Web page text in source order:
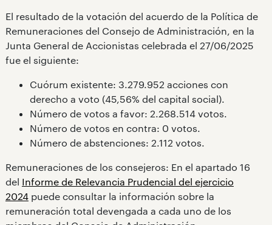
El resultado de la votación del acuerdo de la Política de
Remuneraciones del Consejo de Administración, en la
Junta General de Accionistas celebrada el 27/06/2025
fue el siguiente:
Cuórum existente: 3.279.952 acciones con
derecho a voto (45,56% del capital social).
Número de votos a favor: 2.268.514 votos.
Número de votos en contra: 0 votos.
Número de abstenciones: 2.112 votos.
Remuneraciones de los consejeros: En el apartado 16
del Informe de Relevancia Prudencial del ejercicio
2024puede consultar la información sobre la
remuneración total devengada a cada uno de los